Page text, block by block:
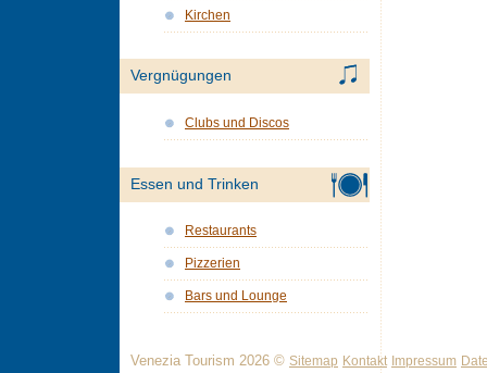
Kirchen
Vergnügungen
Clubs und Discos
Essen und Trinken
Restaurants
Pizzerien
Bars und Lounge
Venezia Tourism 2026 © Sitemap Kontakt Impressum